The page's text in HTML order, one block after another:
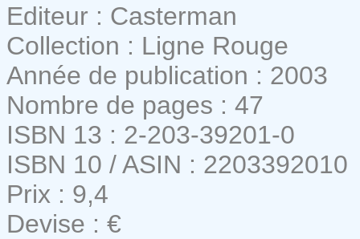
Editeur : Casterman
Collection : Ligne Rouge
Année de publication : 2003
Nombre de pages : 47
ISBN 13 : 2-203-39201-0
ISBN 10 / ASIN : 2203392010
Prix : 9,4
Devise : €